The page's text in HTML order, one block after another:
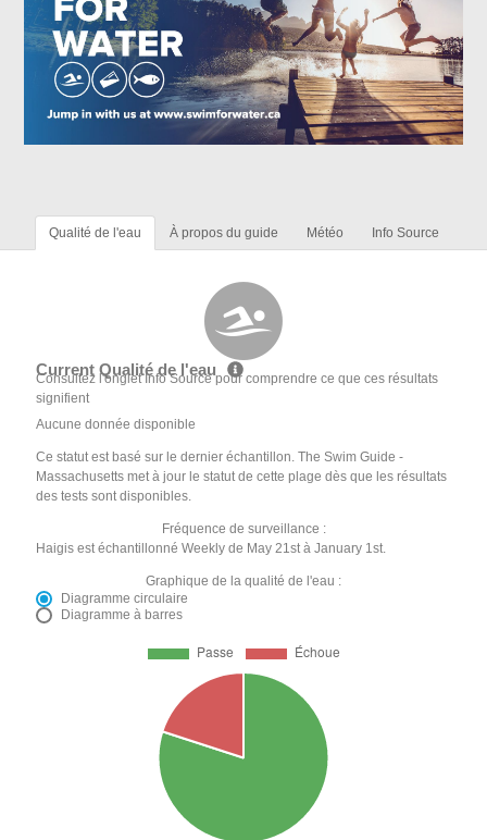
Qualité de l'eau À propos du guide Météo Info Source
Current Qualité de l'eau
Consultez l'onglet Info Source pour comprendre ce que ces résultats
signifient
Aucune donnée disponible
Ce statut est basé sur le dernier échantillon. The Swim Guide -
Massachusetts met à jour le statut de cette plage dès que les résultats
des tests sont disponibles.
Fréquence de surveillance :
Haigis est échantillonné Weekly de May 21st à January 1st.
Graphique de la qualité de l'eau :
Diagramme circulaire
Diagramme à barres